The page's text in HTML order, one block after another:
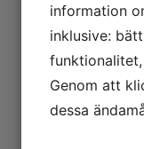
BORR, BITS &
GASER
information
inklusive:
Genom att
dessa